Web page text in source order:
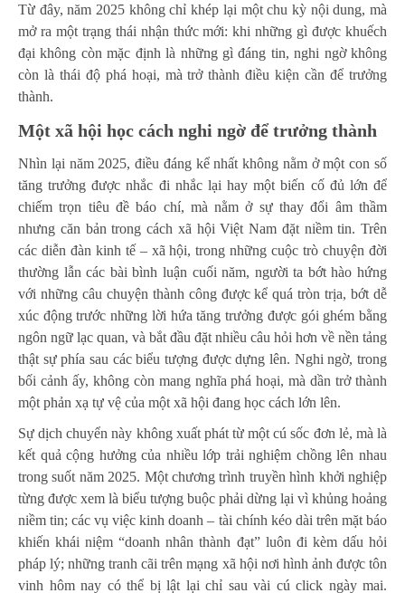
Từ đây, năm 2025 không chỉ khép lại một chu kỳ nội dung, mà
mở ra một trạng thái nhận thức mới: khi những gì được khuếch
đại không còn mặc định là những gì đáng tin, nghi ngờ không
còn là thái độ phá hoại, mà trở thành điều kiện cần để trưởng
thành.
Một xã hội học cách nghi ngờ để trưởng thành
Nhìn lại năm 2025, điều đáng kể nhất không nằm ở một con số
tăng trưởng được nhắc đi nhắc lại hay một biến cố đủ lớn để
chiếm trọn tiêu đề báo chí, mà nằm ở sự thay đổi âm thầm
nhưng căn bản trong cách xã hội Việt Nam đặt niềm tin. Trên
các diễn đàn kinh tế – xã hội, trong những cuộc trò chuyện đời
thường lẫn các bài bình luận cuối năm, người ta bớt hào hứng
với những câu chuyện thành công được kể quá tròn trịa, bớt dễ
xúc động trước những lời hứa tăng trưởng được gói ghém bằng
ngôn ngữ lạc quan, và bắt đầu đặt nhiều câu hỏi hơn về nền tảng
thật sự phía sau các biểu tượng được dựng lên. Nghi ngờ, trong
bối cảnh ấy, không còn mang nghĩa phá hoại, mà dần trở thành
một phản xạ tự vệ của một xã hội đang học cách lớn lên.
Sự dịch chuyển này không xuất phát từ một cú sốc đơn lẻ, mà là
kết quả cộng hưởng của nhiều lớp trải nghiệm chồng lên nhau
trong suốt năm 2025. Một chương trình truyền hình khởi nghiệp
từng được xem là biểu tượng buộc phải dừng lại vì khủng hoảng
niềm tin; các vụ việc kinh doanh – tài chính kéo dài trên mặt báo
khiến khái niệm “doanh nhân thành đạt” luôn đi kèm dấu hỏi
pháp lý; những tranh cãi trên mạng xã hội nơi hình ảnh được tôn
vinh hôm nay có thể bị lật lại chỉ sau vài cú click ngày mai.